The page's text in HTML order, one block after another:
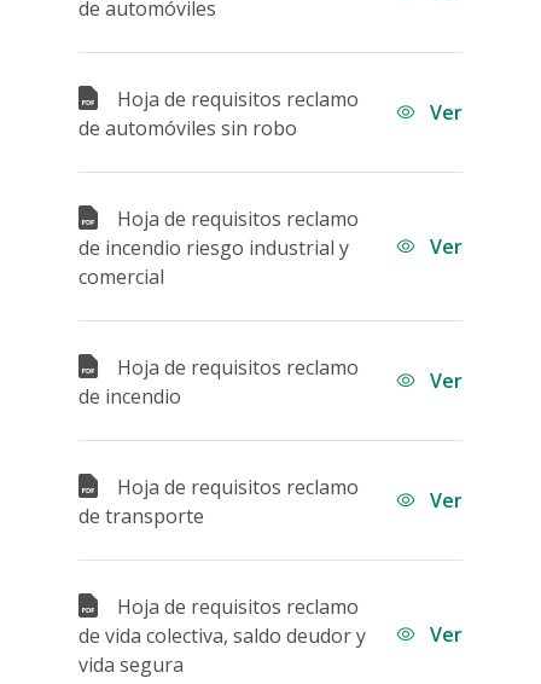
Medios de Pago
Fianzas para daños
Asistencia Vial
Asistencia de Repatriación
Quejas y Reclamos de Usuarios
Informes de Transparencia
Condiciones Generales de Seguros
Comunicados
de automóviles
Hoja de requisitos reclamo
de automóviles sin robo
Ver
Hoja de requisitos reclamo
de incendio riesgo industrial y
comercial
Ver
Hoja de requisitos reclamo
de incendio
Ver
Hoja de requisitos reclamo
de transporte
Ver
Hoja de requisitos reclamo
de vida colectiva, saldo deudor y
vida segura
Ver